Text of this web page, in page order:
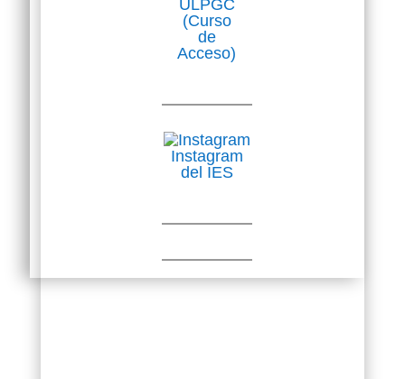
ULPGC
(Curso
de
Acceso)
Instagram
del IES